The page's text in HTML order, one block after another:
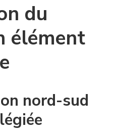
du
élément
nord-sud